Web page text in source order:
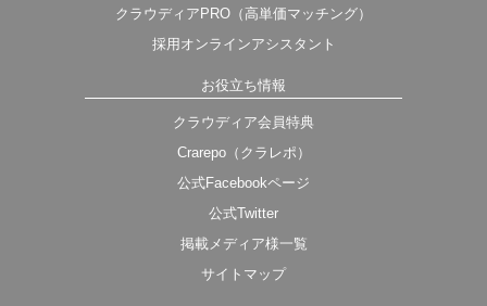
クラウディアPRO（高単価マッチング）
採用オンラインアシスタント
お役立ち情報
クラウディア会員特典
Crarepo（クラレポ）
公式Facebookページ
公式Twitter
掲載メディア様一覧
サイトマップ